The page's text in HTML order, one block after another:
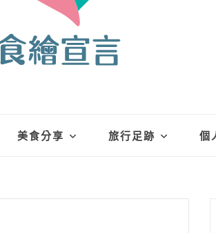
美食分享 旅行足跡 個